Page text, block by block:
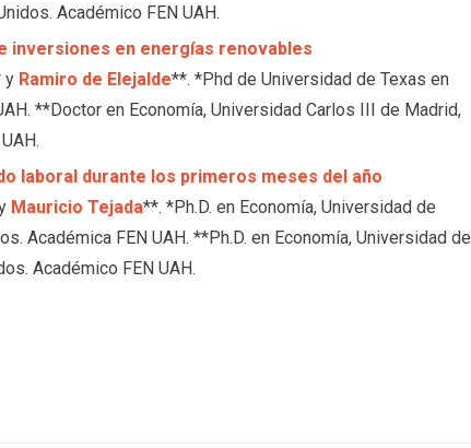
Académico FEN UAH.
inversiones en energías renovables
y Ramiro de Elejalde**. *Phd de Universidad de Texas en
**Doctor en Economía, Universidad Carlos III de Madrid,
laboral durante los primeros meses del año
Mauricio Tejada**. *Ph.D. en Economía, Universidad de
Académica FEN UAH. **Ph.D. en Economía, Universidad de
Académico FEN UAH.